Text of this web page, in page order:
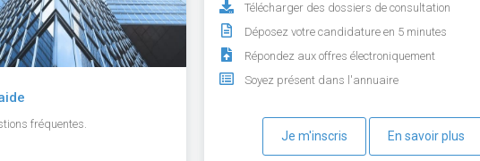
fréquentes.
Télécharger des dossiers de consultation
Déposez votre candidature en 5 minutes
Répondez aux offres électroniquement
Soyez présent dans l'annuaire
Je m'inscris En savoir plus